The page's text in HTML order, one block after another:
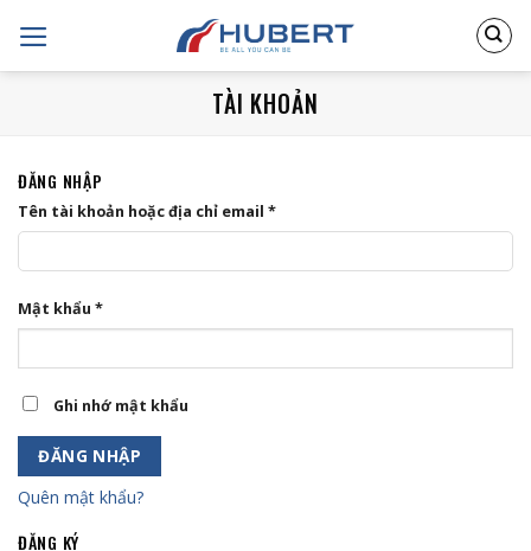
TÀI KHOẢN
ĐĂNG NHẬP
Tên tài khoản hoặc địa chỉ email *
Mật khẩu *
Ghi nhớ mật khẩu
ĐĂNG NHẬP
Quên mật khẩu?
ĐĂNG KÝ